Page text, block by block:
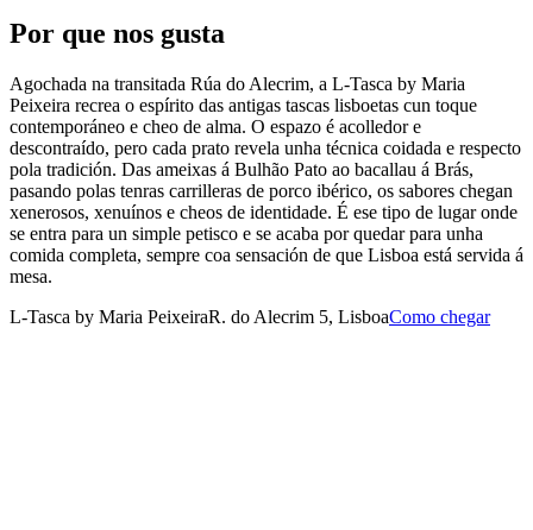
Por que nos gusta
Agochada na transitada Rúa do Alecrim, a L-Tasca by Maria
Peixeira recrea o espírito das antigas tascas lisboetas cun toque
contemporáneo e cheo de alma. O espazo é acolledor e
descontraído, pero cada prato revela unha técnica coidada e respecto
pola tradición. Das ameixas á Bulhão Pato ao bacallau á Brás,
pasando polas tenras carrilleras de porco ibérico, os sabores chegan
xenerosos, xenuínos e cheos de identidade. É ese tipo de lugar onde
se entra para un simple petisco e se acaba por quedar para unha
comida completa, sempre coa sensación de que Lisboa está servida á
mesa.
L-Tasca by Maria PeixeiraR. do Alecrim 5, LisboaComo chegar